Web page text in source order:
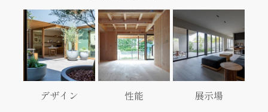
デザイン 性能 展示場